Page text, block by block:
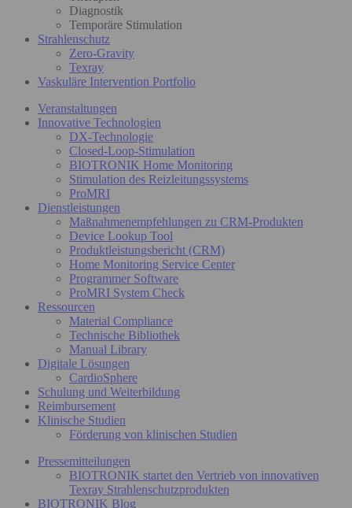
Diagnostik
Temporäre Stimulation
Strahlenschutz
Zero-Gravity
Texray
Vaskuläre Intervention Portfolio
Veranstaltungen
Innovative Technologien
DX-Technologie
Closed-Loop-Stimulation
BIOTRONIK Home Monitoring
Stimulation des Reizleitungssystems
ProMRI
Dienstleistungen
Maßnahmenempfehlungen zu CRM-Produkten
Device Lookup Tool
Produktleistungsbericht (CRM)
Home Monitoring Service Center
Programmer Software
ProMRI System Check
Ressourcen
Material Compliance
Technische Bibliothek
Manual Library
Digitale Lösungen
CardioSphere
Schulung und Weiterbildung
Reimbursement
Klinische Studien
Förderung von klinischen Studien
Pressemitteilungen
BIOTRONIK startet den Vertrieb von innovativen
Texray Strahlenschutzprodukten
BIOTRONIK Blog